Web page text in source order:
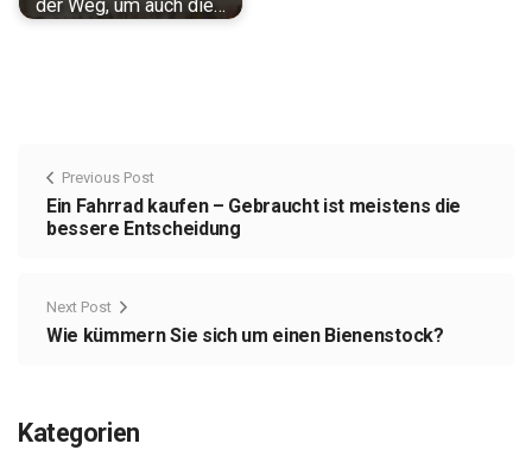
der Weg, um auch die…
Previous Post
Ein Fahrrad kaufen – Gebraucht ist meistens die
bessere Entscheidung
Next Post
Wie kümmern Sie sich um einen Bienenstock?
Kategorien